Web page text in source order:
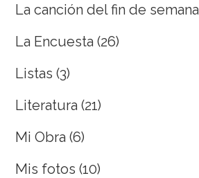
La canción del fin de semana
La Encuesta (26)
Listas (3)
Literatura (21)
Mi Obra (6)
Mis fotos (10)